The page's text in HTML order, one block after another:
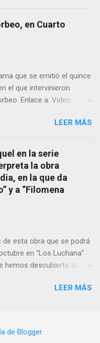
también como
nombre de nuestro
reconocida por muchos
REGUEIRA (ya
por estudiar y dar a
y por ende a Torbeo no
integro el articulo que
Ángel Arnaiz recogiendo
mano que le
de Filomena) y
del pueblo.
la ...
en Cuarto
que se emitió el quince
el que intervinieron
Enlace a: Video
MILENIO En
con mejor resolución:
- Filomena Arias.
LEER MÁS
en la serie
la obra
en la que da
y a “Filomena
esta obra que se podrá
en “Los Luchana”
hemos descubierto la
SUFRIDA CALO muere y
almacenando
que nos van llevando
LEER MÁS
de Blogger